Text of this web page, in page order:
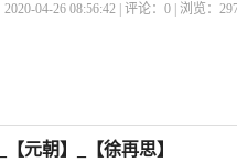
04-26 08:56:42 | 评论：0 | 浏览：
元朝】_【徐再思】